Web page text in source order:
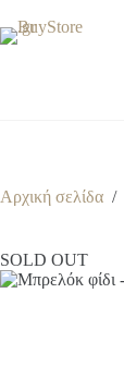
στο
περιεχόμενο
Αρχική σελίδα /
SOLD OUT